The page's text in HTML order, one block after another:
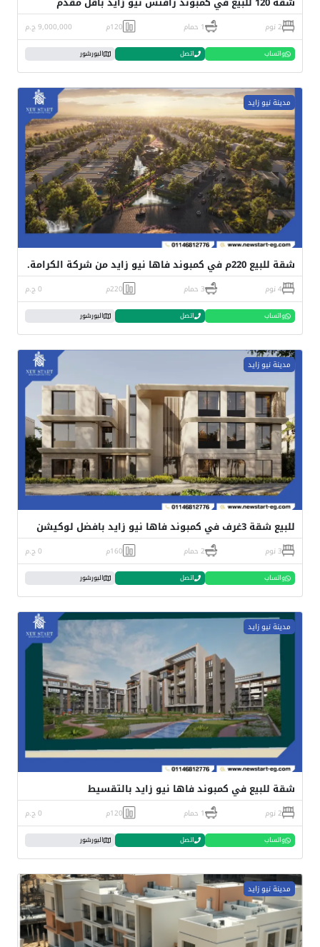
2 نوم 1 حمام 120م 9,000,000 ج.م
واتساب اتصل البورشور
مدينة نيو زايد
شقة للبيع 220م في كمبوند فاها نيو زايد من شركة الكرامة.
4 نوم 3 حمام 220م 0 ج.م
واتساب اتصل البورشور
مدينة نيو زايد
للبيع شقة 3غرف في كمبوند فاها نيو زايد بافضل لوكيشن
3 نوم 2 حمام 160م 0 ج.م
واتساب اتصل البورشور
مدينة نيو زايد
شقة للبيع في كمبوند فاها نيو زايد بالتقسيط
2 نوم 1 حمام 120م 0 ج.م
واتساب اتصل البورشور
مدينة نيو زايد